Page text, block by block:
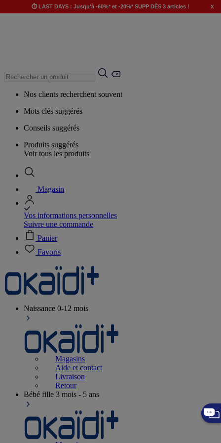
⏱️ LAST DAYS : Jusqu'à -60%* et -20%* SUPP DÈS 3 articles ! x
Nos clients recherchent souvent
Mots clés suggérés
Conseils suggérés
Produits suggérés
Voir tous les produits
Magasin
Vos informations personnelles
Suivre une commande
Panier
Favoris
Naissance 0-12 mois
Magasins
Aide et contact
Livraison
Retour
Bébé fille 3 mois - 5 ans